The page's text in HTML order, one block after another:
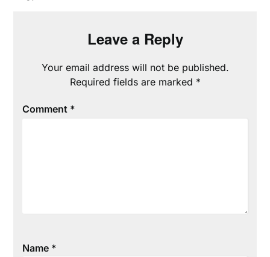
Leave a Reply
Your email address will not be published.
Required fields are marked *
Comment *
Name *